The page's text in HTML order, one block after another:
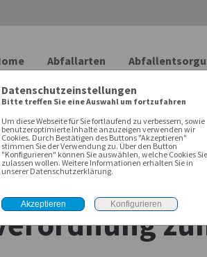
Abfallarten
Datenschutzeinstellungen
Bitte treffen Sie eine Auswahl um fortzufahren
Um diese Webseite für Sie fortlaufend zu verbessern, sowie
benutzeroptimierte Inhalte anzuzeigen verwenden wir
Cookies. Durch Bestätigen des Buttons "Akzeptieren"
stimmen Sie der Verwendung zu. Über den Button
"Konfigurieren" können Sie auswählen, welche Cookies Sie
zulassen wollen. Weitere Informationen erhalten Sie in
unserer Datenschutzerklärung.